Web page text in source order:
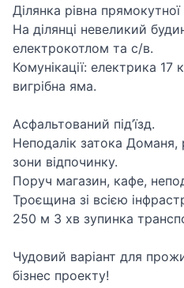
Ділянка рівна
На ділянці невеликий
електрокотлом та с/в.
Комунікації: електрика 17
вигрібна яма.
Асфальтований під’їзд.
Неподалік затока Доманя,
зони відпочинку.
Поруч магазин, кафе,
Троєщина зі всією
250 м 3 хв зупинка
Чудовий варіант для
бізнес проекту!